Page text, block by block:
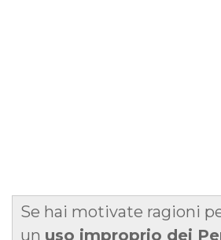
Se hai motivate ragioni
un uso improprio dei